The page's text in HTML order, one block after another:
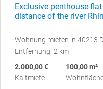
Exclusive penthouse-
distance of the river
Wohnung mieten in 40213
Entfernung: 2 km
2.000,00 €
Kaltmiete
100,00 m²